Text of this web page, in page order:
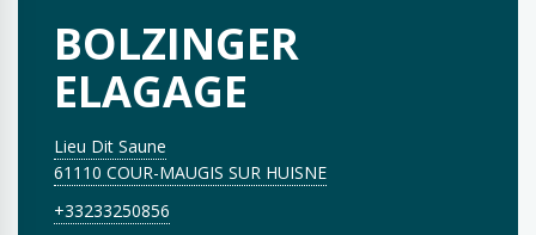
BOLZINGER
ELAGAGE
Lieu Dit Saune
61110 COUR-MAUGIS SUR HUISNE
+33233250856